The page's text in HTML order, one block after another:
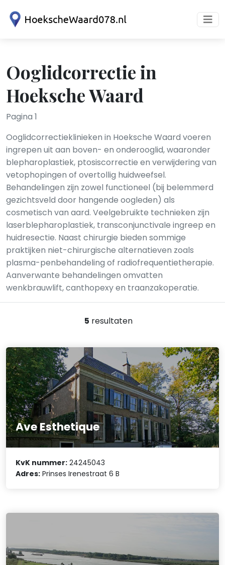
Ooglidcorrectie in
Hoeksche Waard
Pagina 1
Ooglidcorrectieklinieken in Hoeksche Waard voeren
ingrepen uit aan boven- en onderooglid, waaronder
blepharoplastiek, ptosiscorrectie en verwijdering van
vetophopingen of overtollig huidweefsel.
Behandelingen zijn zowel functioneel (bij belemmerd
gezichtsveld door hangende oogleden) als
cosmetisch van aard. Veelgebruikte technieken zijn
laserblepharoplastiek, transconjunctivale ingreep en
huidresectie. Naast chirurgie bieden sommige
praktijken niet-chirurgische alternatieven zoals
plasma-penbehandeling of radiofrequentietherapie.
Aanverwante behandelingen omvatten
wenkbrauwlift, canthopexy en traanzakoperatie.
5 resultaten
Ave Esthetique
KvK nummer: 24245043
Adres: Prinses Irenestraat 6 B